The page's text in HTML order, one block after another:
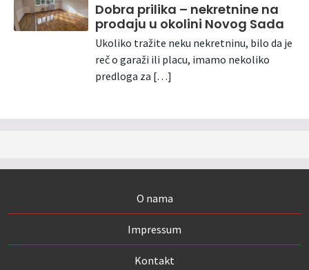
Dobra prilika – nekretnine na
prodaju u okolini Novog Sada
Ukoliko tražite neku nekretninu, bilo da je
reč o garaži ili placu, imamo nekoliko
predloga za […]
O nama
Impressum
Kontakt